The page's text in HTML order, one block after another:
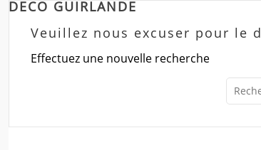
DECO GUIRLANDE
Veuillez nous excuser pour le
Effectuez une nouvelle recherche